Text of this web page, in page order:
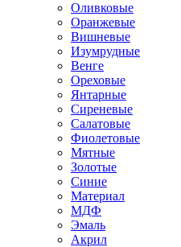
Оливковые
Оранжевые
Вишневые
Изумрудные
Венге
Ореховые
Янтарные
Сиреневые
Салатовые
Фиолетовые
Мятные
Золотые
Синие
Материал
МДФ
Эмаль
Акрил